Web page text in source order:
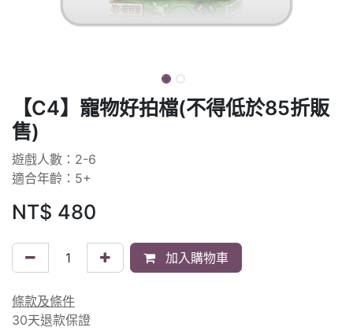
【C4】寵物好拍檔(不得低於85折販
售)
遊戲人數：2-6
適合年齡：5+
NT$ 480
加入購物車
條款及條件
30天退款保證